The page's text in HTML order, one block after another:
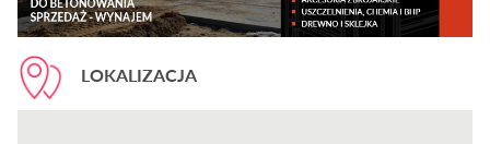
LOKALIZACJA